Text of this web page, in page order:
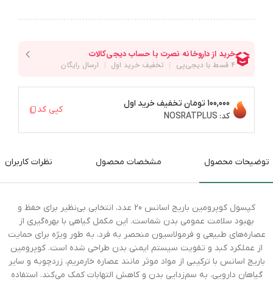
100,000 تومان
تخفیف خرید اول
کد: NOSRATPLUS
کپی کد
توضیحات محصول مشخصات محصول نظرات کاربران
کپسول کوپرومین باریج اسانس 20 عدد، انتخابی بی‌نظیر برای حفظ و
بهبود سلامت عمومی بدن شماست. این مکمل گیاهی با بهره‌گیری از
عصاره‌های طبیعی و فرمولاسیون منحصر به فرد، به طور ویژه برای حمایت
از عملکرد کبد و تقویت سیستم ایمنی بدن طراحی شده است. کوپرومین
باریج اسانس با ترکیبی از مواد موثر مانند عصاره خارمریم، زردچوبه و سایر
گیاهان دارویی، به سم‌زدایی بدن و کاهش التهابات کمک می‌کند. استفاده